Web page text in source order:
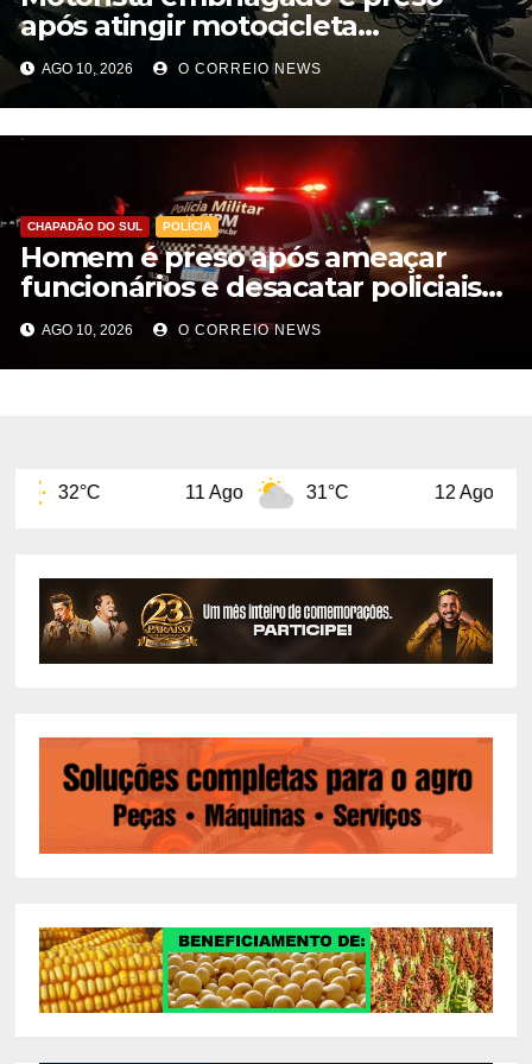
após atingir motocicleta
estacionada em Costa Rica
AGO 10, 2026 O CORREIO NEWS
CHAPADÃO DO SUL POLÍCIA
Homem é preso após ameaçar
funcionários e desacatar policiais
em Chapadão do Sul
AGO 10, 2026 O CORREIO NEWS
11 Ago 31°C 12 Ago 32°C